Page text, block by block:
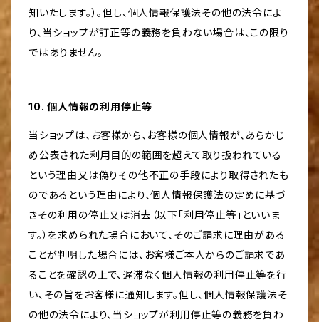
知いたします。）。但し、個人情報保護法その他の法令によ
り、当ショップが訂正等の義務を負わない場合は、この限り
ではありません。
10. 個人情報の利用停止等
当ショップは、お客様から、お客様の個人情報が、あらかじ
め公表された利用目的の範囲を超えて取り扱われている
という理由又は偽りその他不正の手段により取得されたも
のであるという理由により、個人情報保護法の定めに基づ
きその利用の停止又は消去（以下「利用停止等」といいま
す。）を求められた場合において、そのご請求に理由がある
ことが判明した場合には、お客様ご本人からのご請求であ
ることを確認の上で、遅滞なく個人情報の利用停止等を行
い、その旨をお客様に通知します。但し、個人情報保護法そ
の他の法令により、当ショップが利用停止等の義務を負わ